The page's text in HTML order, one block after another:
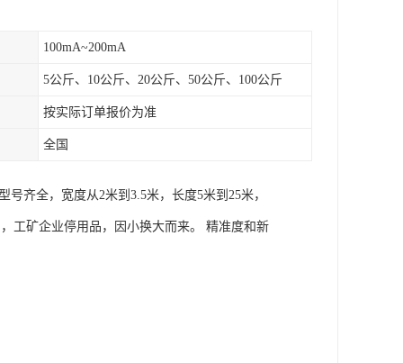
100mA~200mA
5公斤、10公斤、20公斤、50公斤、100公斤
按实际订单报价为准
全国
齐全，宽度从2米到3.5米，长度5米到25米，
工矿企业停用品，因小换大而来。 精准度和新